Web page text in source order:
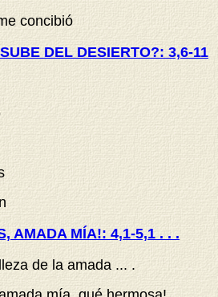
concibió
DEL DESIERTO?: 3,6-11
AMADA MÍA!: 4,1-5,1 . . .
de la amada ... .